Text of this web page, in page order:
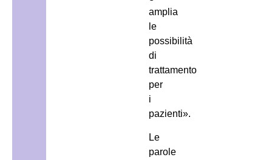
amplia
le
possibilità
di
trattamento
per
i
pazienti».
Le
parole